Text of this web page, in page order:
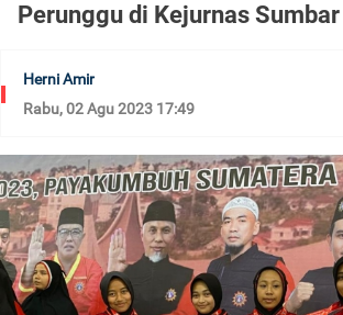
Perunggu di Kejurnas Sumbar
Herni Amir
Rabu, 02 Agu 2023 17:49